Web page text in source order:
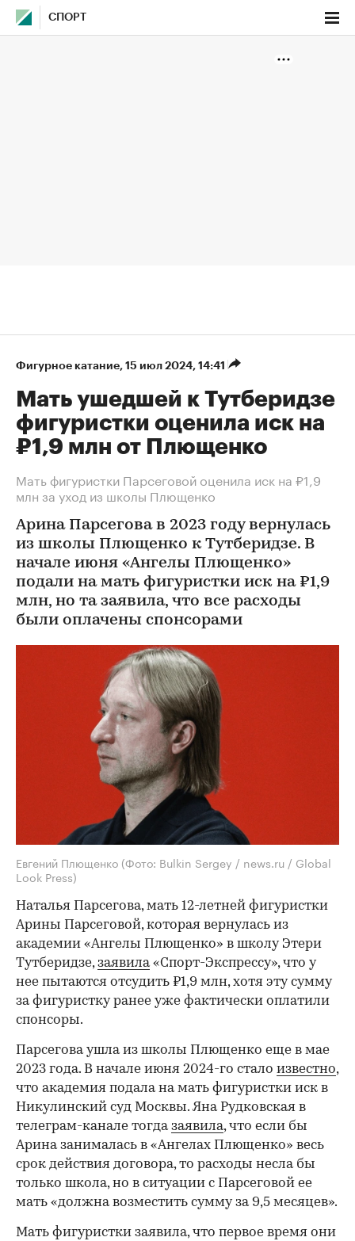
СПОРТ
Фигурное катание⁠, 15 июл 2024, 14:41
Мать ушедшей к Тутберидзе
фигуристки оценила иск на
₽1,9 млн от Плющенко
Мать фигуристки Парсеговой оценила иск на ₽1,9
млн за уход из школы Плющенко
Арина Парсегова в 2023 году вернулась
из школы Плющенко к Тутберидзе. В
начале июня «Ангелы Плющенко»
подали на мать фигуристки иск на ₽1,9
млн, но та заявила, что все расходы
были оплачены спонсорами
Евгений Плющенко (Фото: Bulkin Sergey / news.ru / Global
Look Press)
Наталья Парсегова, мать 12-летней фигуристки
Арины Парсеговой, которая вернулась из
академии «Ангелы Плющенко» в школу Этери
Тутберидзе,заявила«Спорт-Экспрессу», что у
нее пытаются отсудить ₽1,9 млн, хотя эту сумму
за фигуристку ранее уже фактически оплатили
спонсоры.
Парсегова ушла из школы Плющенко еще в мае
2023 года. В начале июня 2024-го стало известно,
что академия подала на мать фигуристки иск в
Никулинский суд Москвы. Яна Рудковская в
телеграм-канале тогдазаявила, что если бы
Арина занималась в «Ангелах Плющенко» весь
срок действия договора, то расходы несла бы
только школа, но в ситуации с Парсеговой ее
мать «должна возместить сумму за 9,5 месяцев».
Мать фигуристки заявила, что первое время они